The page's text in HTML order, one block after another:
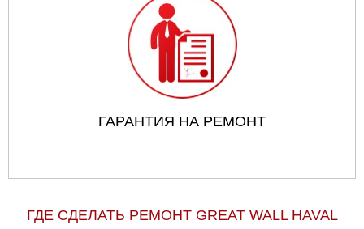
ГАРАНТИЯ НА РЕМОНТ
ГДЕ СДЕЛАТЬ РЕМОНТ GREAT WALL HAVAL